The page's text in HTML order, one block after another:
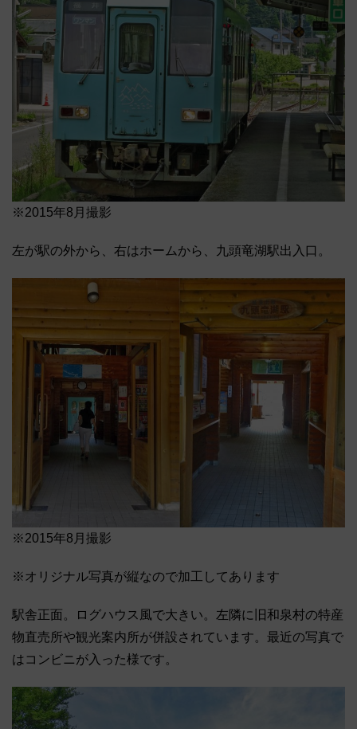
※2015年8月撮影
左が駅の外から、右はホームから、九頭竜湖駅出入口。
※2015年8月撮影
※オリジナル写真が縦なので加工してあります
駅舎正面。ログハウス風で大きい。左隣に旧和泉村の特産
物直売所や観光案内所が併設されています。最近の写真で
はコンビニが入った様です。